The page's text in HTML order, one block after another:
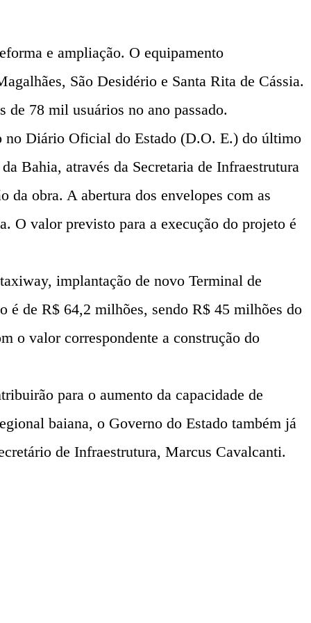
e ampliação. O equipamento
São Desidério e Santa Rita de Cássia.
de 78 mil usuários no ano passado.
no Diário Oficial do Estado (D.O. E.) do último
Bahia, através da Secretaria de Infraestrutura
obra. A abertura dos envelopes com as
O valor previsto para a execução do projeto é
implantação de novo Terminal de
é de R$ 64,2 milhões, sendo R$ 45 milhões do
o valor correspondente a construção do
para o aumento da capacidade de
baiana, o Governo do Estado também já
de Infraestrutura, Marcus Cavalcanti.